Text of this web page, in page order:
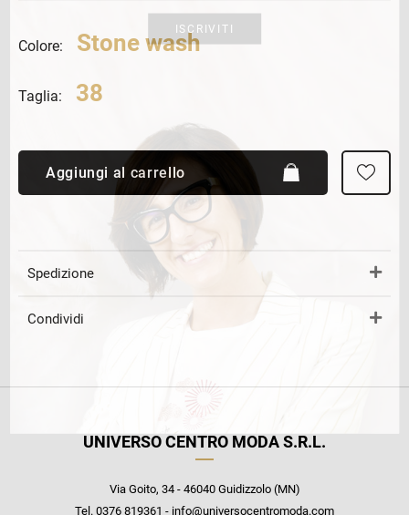
Colore: Stone wash
Taglia: 38
Aggiungi al carrello
Spedizione
Condividi
UNIVERSO CENTRO MODA S.R.L.
Via Goito, 34 - 46040 Guidizzolo (MN)
Tel. 0376 819361 - info@universocentromoda.com
ISCRIVITI